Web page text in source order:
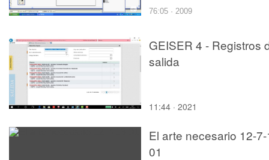
76:05 · 2009
GEISER 4 - Registros
salida
11:44 · 2021
El arte necesario 12-
01